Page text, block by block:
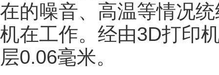
在的噪音、高温等情况
机在工作。经由3D打印
层0.06毫米。